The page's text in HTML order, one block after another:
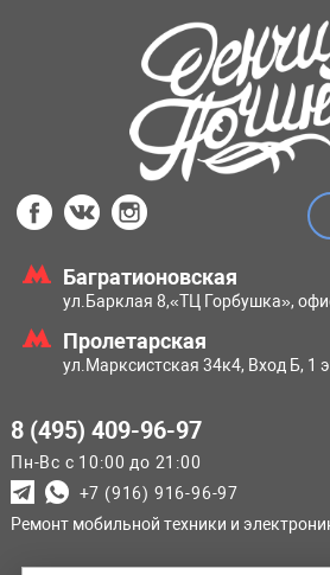
Багратионовская
ул.Барклая 8,«ТЦ Горбушка»,
Пролетарская
ул.Марксистская 34к4, Вход Б, 1
8 (495) 409-96-97
Пн-Вс с 10:00 до 21:00
+7 (916) 916-96-97
Ремонт мобильной техники и